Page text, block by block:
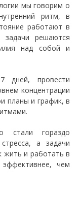
мы говорим о
ритм, в
работают в
решаются
над собой и
дней, провести
концентрации
планы и график, в
стали гораздо
а задачи
жить и работать в
чем